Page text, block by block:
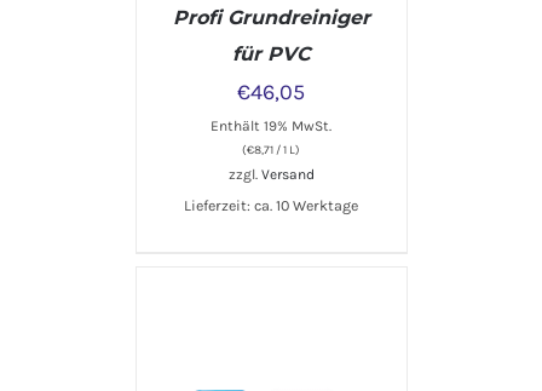
Profi Grundreiniger
für PVC
€46,05
Enthält 19% MwSt.
(€8,71 / 1 L)
zzgl. Versand
Lieferzeit: ca. 10 Werktage